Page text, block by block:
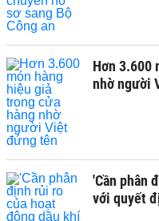
Hơn 3.600
nhờ người
'Cần phân
với quyết